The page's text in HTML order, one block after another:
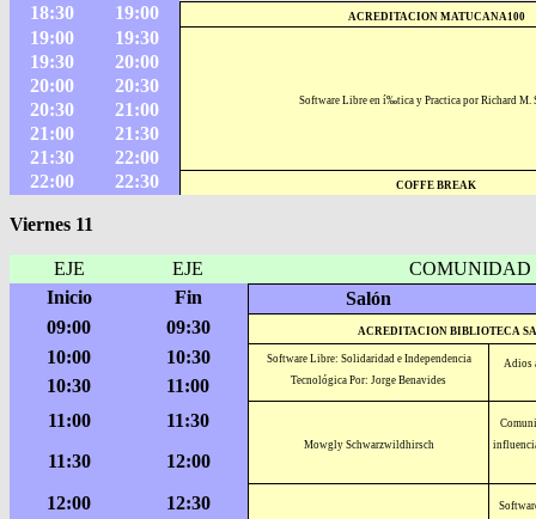
18:30
19:00 ACREDITACION MATUCANA100
19:00 19:30
Software Libre en í‰tica y Practica por Richard M.
19:30
20:00
20:00
20:30
20:30
21:00
21:00
21:30
21:30
22:00
22:00
22:30 COFFE BREAK
Viernes 11
EJE EJE
COMUNIDAD
Inicio
Fin
Salón
09:00
09:30 ACREDITACION BIBLIOTECA
10:00 10:30
Software Libre: Solidaridad e Independencia
Tecnológica Por: Jorge Benavides
Adios
10:30
11:00
11:00
11:30
Mowgly Schwarzwildhirsch
11:30 12:00
12:00 12:30